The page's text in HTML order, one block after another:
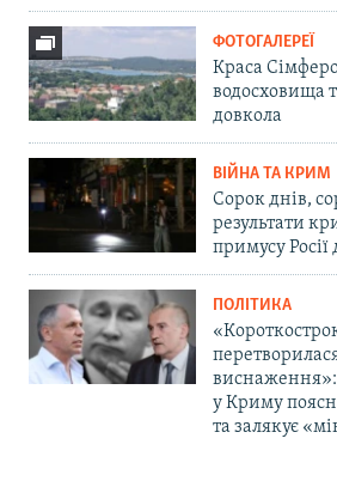
ФОТОГАЛЕРЕЇ
Краса
водосховища
довкола
ВІЙНА ТА КРИМ
Сорок днів,
результати
примусу
ПОЛІТИКА
у Криму
та залякує